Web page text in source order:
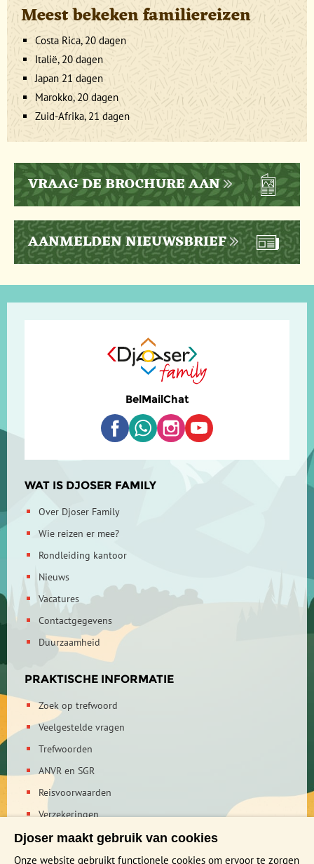
Meest bekeken familiereizen
Costa Rica, 20 dagen
Italië, 20 dagen
Japan 21 dagen
Marokko, 20 dagen
Zuid-Afrika, 21 dagen
VRAAG DE BROCHURE AAN
AANMELDEN NIEUWSBRIEF
BelMailChat
WAT IS DJOSER FAMILY
Over Djoser Family
Wie reizen er mee?
Rondleiding kantoor
Nieuws
Vacatures
Contactgegevens
Duurzaamheid
PRAKTISCHE INFORMATIE
Zoek op trefwoord
Veelgestelde vragen
Trefwoorden
ANVR en SGR
Reisvoorwaarden
Verzekeringen
Reis en boek met Djoser zekerheid
Privacy verklaring
Djoser maakt gebruik van cookies
Onze website gebruikt functionele cookies om ervoor te zorgen